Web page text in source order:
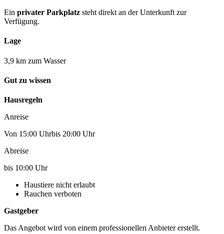
Ein privater Parkplatz steht direkt an der Unterkunft zur
Verfügung.
Lage
3,9 km zum Wasser
Gut zu wissen
Hausregeln
Anreise
Von 15:00 Uhrbis 20:00 Uhr
Abreise
bis 10:00 Uhr
Haustiere nicht erlaubt
Rauchen verboten
Gastgeber
Das Angebot wird von einem professionellen Anbieter erstellt.